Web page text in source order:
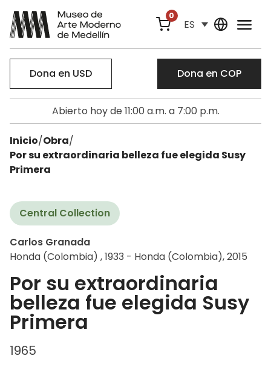
0
ES
Dona en USD Dona en COP
Abierto hoy de 11:00 a.m. a 7:00 p.m.
Inicio/Obra/
Por su extraordinaria belleza fue elegida Susy
Primera
Central Collection
Carlos Granada
Honda (Colombia) , 1933 - Honda (Colombia), 2015
Por su extraordinaria
belleza fue elegida Susy
Primera
1965